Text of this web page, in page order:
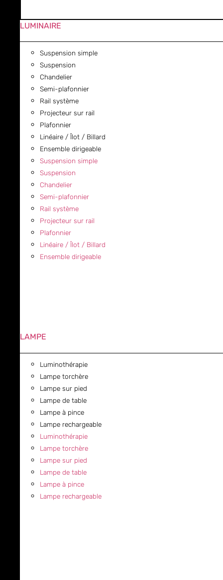
LUMINAIRE
Suspension simple
Suspension
Chandelier
Semi-plafonnier
Rail système
Projecteur sur rail
Plafonnier
Linéaire / Îlot / Billard
Ensemble dirigeable
Suspension simple
Suspension
Chandelier
Semi-plafonnier
Rail système
Projecteur sur rail
Plafonnier
Linéaire / Îlot / Billard
Ensemble dirigeable
LAMPE
Luminothérapie
Lampe torchère
Lampe sur pied
Lampe de table
Lampe à pince
Lampe rechargeable
Luminothérapie
Lampe torchère
Lampe sur pied
Lampe de table
Lampe à pince
Lampe rechargeable